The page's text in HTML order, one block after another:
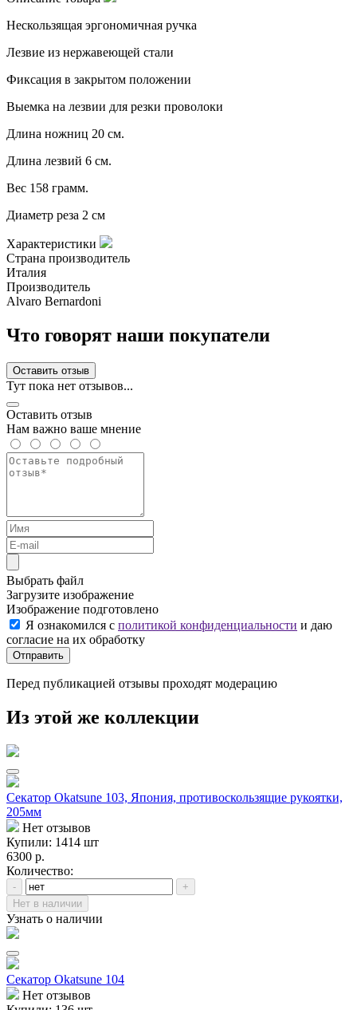
Нескользящая эргономичная ручка
Лезвие из нержавеющей стали
Фиксация в закрытом положении
Выемка на лезвии для резки проволоки
Длина ножниц 20 см.
Длина лезвий 6 см.
Вес 158 грамм.
Диаметр реза 2 см
Характеристики
Страна производитель
Италия
Производитель
Alvaro Bernardoni
Что говорят наши покупатели
Оставить отзыв
Тут пока нет отзывов...
Оставить отзыв
Нам важно ваше мнение
Выбрать файл
Загрузите изображение
Изображение подготовлено
Я ознакомился с политикой конфиденциальности и даю
согласие на их обработку
Отправить
Перед публикацией отзывы проходят модерацию
Из этой же коллекции
Секатор Okatsune 103, Япония, противоскользящие рукоятки,
205мм
Нет отзывов
Купили: 1414 шт
6300 р.
Количество:
-
+
Нет в наличии
Узнать о наличии
Секатор Okatsune 104
Нет отзывов